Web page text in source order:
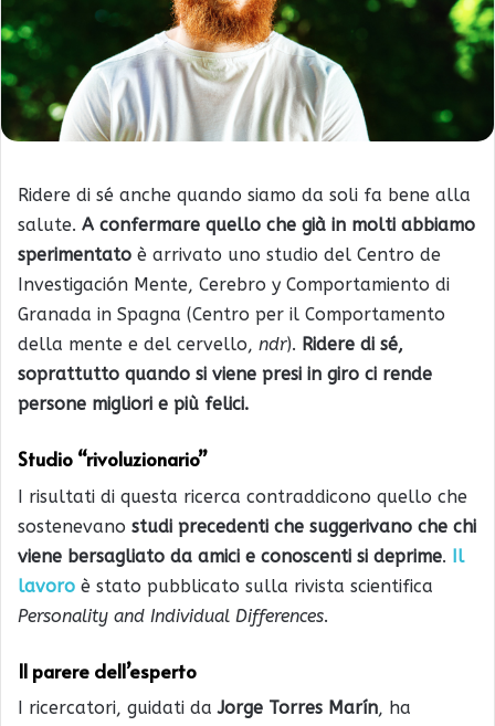
Ridere di sé anche quando siamo da soli fa bene alla
salute. A confermare quello che già in molti abbiamo
sperimentato è arrivato uno studio del Centro de
Investigación Mente, Cerebro y Comportamiento di
Granada in Spagna (Centro per il Comportamento
della mente e del cervello, ndr). Ridere di sé,
soprattutto quando si viene presi in giro ci rende
persone migliori e più felici.
Studio “rivoluzionario”
I risultati di questa ricerca contraddicono quello che
sostenevano studi precedenti che suggerivano che chi
viene bersagliato da amici e conoscenti si deprime. Il
lavoro è stato pubblicato sulla rivista scientifica
Personality and Individual Differences.
Il parere dell’esperto
I ricercatori, guidati daJorge Torres Marín, ha